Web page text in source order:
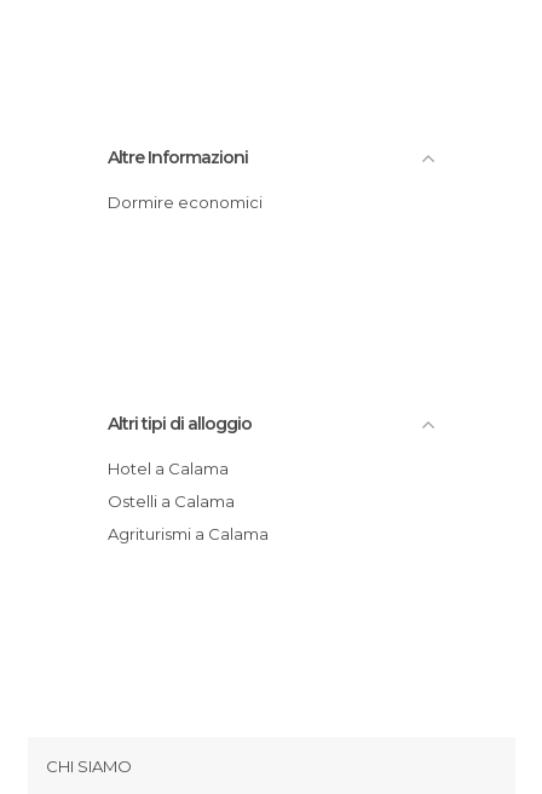
Altre Informazioni
Dormire economici
Altri tipi di alloggio
Hotel a Calama
Ostelli a Calama
Agriturismi a Calama
CHI SIAMO